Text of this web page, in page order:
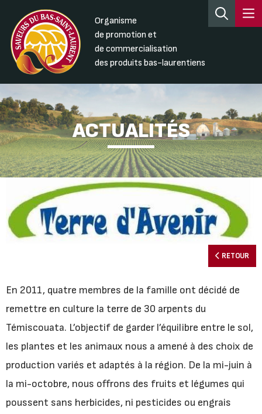
Organisme
de promotion et
de commercialisation
des produits bas-laurentiens
ACTUALITÉS
RETOUR
En 2011, quatre membres de la famille ont décidé de
remettre en culture la terre de 30 arpents du
Témiscouata. L’objectif de garder l’équilibre entre le sol,
les plantes et les animaux nous a amené à des choix de
production variés et adaptés à la région. De la mi-juin à
la mi-octobre, nous offrons des fruits et légumes qui
poussent sans herbicides, ni pesticides ou engrais